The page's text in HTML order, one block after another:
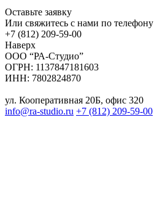
Оставьте заявку
Или свяжитесь с нами по телефону
+7 (812) 209-59-00
Наверх
ООО “РА-Студио”
ОГРН: 1137847181603
ИНН: 7802824870
ул. Кооперативная 20Б, офис 320
info@ra-studio.ru +7 (812) 209-59-00